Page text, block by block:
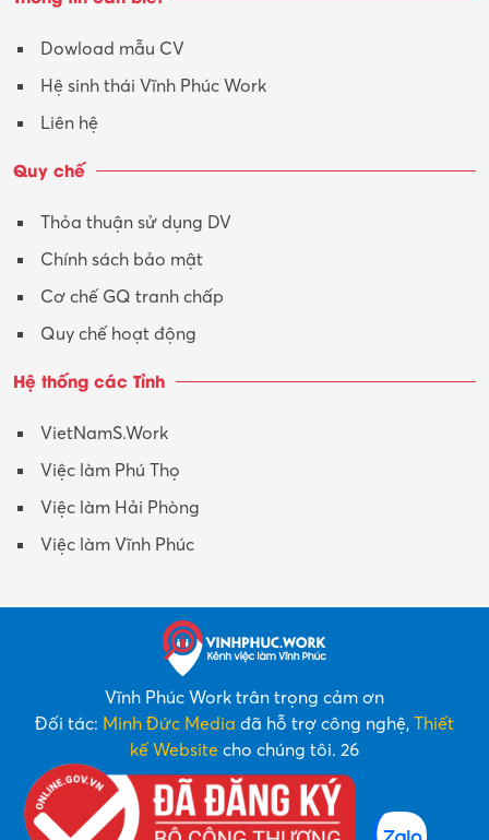
Tư vấn
Tư vấn – Kiến trúc
Y tế-Dược
Dowload mẫu CV
Hệ sinh thái Vĩnh Phúc Work
Liên hệ
Quy chế
Thỏa thuận sử dụng DV
Chính sách bảo mật
Cơ chế GQ tranh chấp
Quy chế hoạt động
Hệ thống các Tỉnh
VietNamS.Work
Việc làm Phú Thọ
Việc làm Hải Phòng
Việc làm Vĩnh Phúc
Vĩnh Phúc Work trân trọng cảm ơn
Đối tác: Minh Đức Media đã hỗ trợ công nghệ, Thiết
kế Website cho chúng tôi. 26